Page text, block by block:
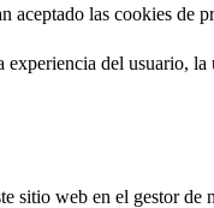
aceptado las cookies de
del usuario,
sitio web en el gestor de